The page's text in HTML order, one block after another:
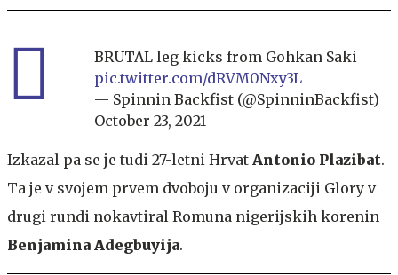
BRUTAL leg kicks from Gohkan Saki
pic.twitter.com/dRVM0Nxy3L
— Spinnin Backfist (@SpinninBackfist)
October 23, 2021
Izkazal pa se je tudi 27-letni Hrvat Antonio Plazibat.
Ta je v svojem prvem dvoboju v organizaciji Glory v
drugi rundi nokavtiral Romuna nigerijskih korenin
Benjamina Adegbuyija.